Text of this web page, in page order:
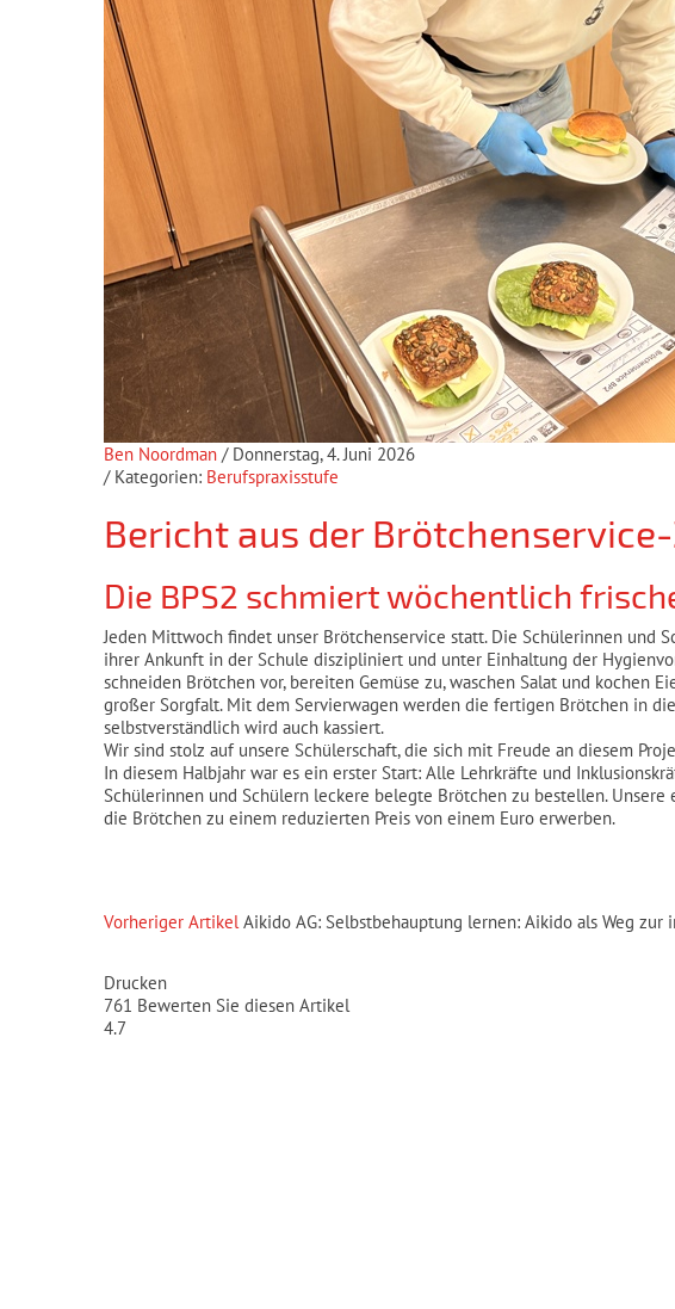
Ben Noordman / Donnerstag, 4. Juni 2026
/ Kategorien: Berufspraxisstufe
Bericht aus der
Die BPS2 schmiert wöchentlich
Jeden Mittwoch findet unser Brötchenservice statt. Die Schülerinnen und
ihrer Ankunft in der Schule diszipliniert und unter Einhaltung der
schneiden Brötchen vor, bereiten Gemüse zu, waschen Salat und kochen
großer Sorgfalt. Mit dem Servierwagen werden die fertigen Brötchen in
selbstverständlich wird auch kassiert.
Wir sind stolz auf unsere Schülerschaft, die sich mit Freude an diesem
In diesem Halbjahr war es ein erster Start: Alle Lehrkräfte und
Schülerinnen und Schülern leckere belegte Brötchen zu bestellen.
die Brötchen zu einem reduzierten Preis von einem Euro erwerben.
Vorheriger Artikel Aikido AG: Selbstbehauptung lernen: Aikido als Weg zur
Drucken
761 Bewerten Sie diesen Artikel
4.7